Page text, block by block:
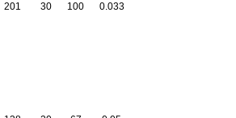
201 30 100 0.033